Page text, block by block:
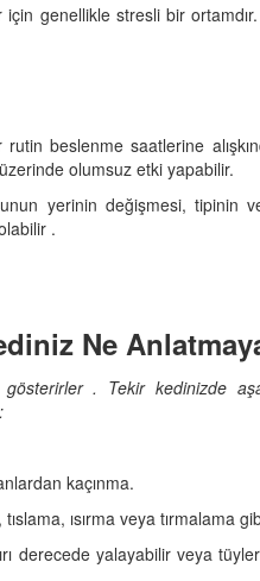
genellikle stresli bir
rutin beslenme saatlerine
olumsuz etki yapabilir.
yerinin değişmesi, tipinin
.
Ne
. Tekir kedinizde
kaçınma.
ısırma veya tırmalama
derecede yalayabilir veya